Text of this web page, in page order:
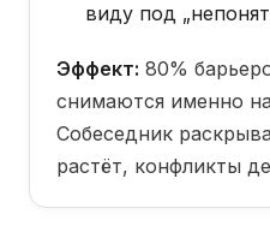
виду под
Эффект: 80%
снимаются именно
Собеседник
растёт, конфликты